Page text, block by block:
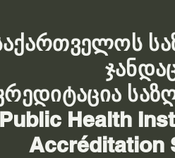
Public Health
Accréditation